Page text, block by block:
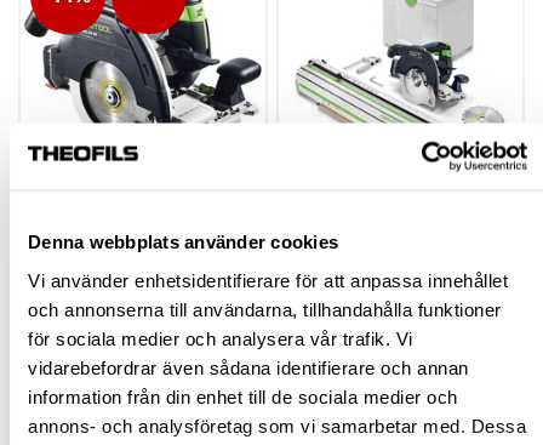
Denna webbplats använder cookies
Vi använder enhetsidentifierare för att anpassa innehållet
och annonserna till användarna, tillhandahålla funktioner
för sociala medier och analysera vår trafik. Vi
vidarebefordrar även sådana identifierare och annan
information från din enhet till de sociala medier och
annons- och analysföretag som vi samarbetar med. Dessa
55 EB-BASIC-5,0
744196
5 618,75 kr inkl. moms
6 536,82 kr (Ord. rek. pris)
55 KEB-BASIC-FSK
420
790024
9 568,98 kr
inkl. moms